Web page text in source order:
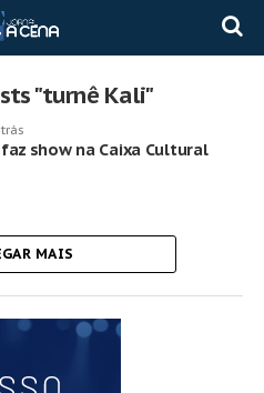
"turnê Kali"
show na Caixa Cultural
MAIS